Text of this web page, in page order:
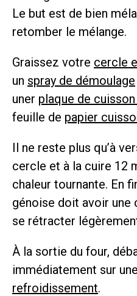
Le but est de bien
retomber le mélange.
Graissez votre cercle
un spray de démoulage
uner plaque de
feuille de papier
Il ne reste plus qu’à
cercle et à la cuire 12
chaleur tournante. En
génoise doit avoir une
se rétracter
À la sortie du four,
immédiatement sur une
refroidissement.